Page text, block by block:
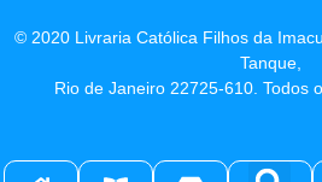
© 2020 Livraria Católica Filhos da
Tanque,
Rio de Janeiro 22725-610. Todos